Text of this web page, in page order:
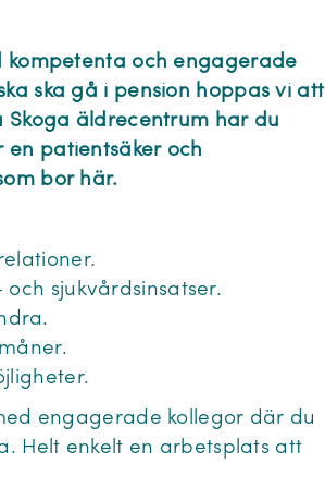
kompetenta och engagerade
ska gå i pension hoppas vi att
Skoga äldrecentrum har du
patientsäker och
bor här.
sjukvårdsinsatser.
engagerade kollegor där du
Helt enkelt en arbetsplats att